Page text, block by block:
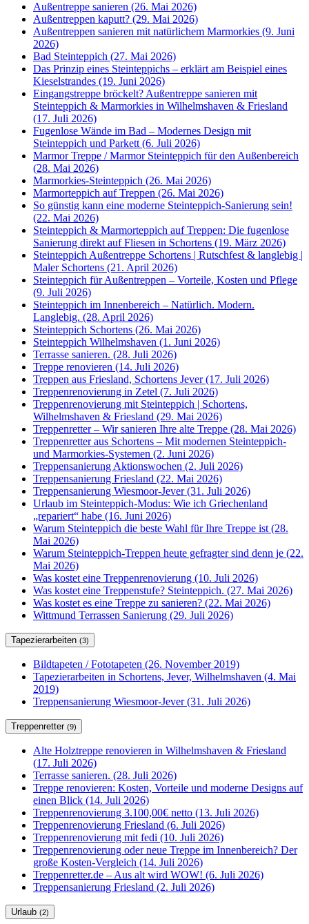
Außentreppe sanieren (26. Mai 2026)
Außentreppen kaputt? (29. Mai 2026)
Außentreppen sanieren mit natürlichem Marmorkies (9. Juni
2026)
Bad Steinteppich (27. Mai 2026)
Das Prinzip eines Steinteppichs – erklärt am Beispiel eines
Kieselstrandes (19. Juni 2026)
Eingangstreppe bröckelt? Außentreppe sanieren mit
Steinteppich & Marmorkies in Wilhelmshaven & Friesland
(17. Juli 2026)
Fugenlose Wände im Bad – Modernes Design mit
Steinteppich und Parkett (6. Juli 2026)
Marmor Treppe / Marmor Steinteppich für den Außenbereich
(28. Mai 2026)
Marmorkies-Steinteppich (26. Mai 2026)
Marmorteppich auf Treppen (26. Mai 2026)
So günstig kann eine moderne Steinteppich-Sanierung sein!
(22. Mai 2026)
Steinteppich & Marmorteppich auf Treppen: Die fugenlose
Sanierung direkt auf Fliesen in Schortens (19. März 2026)
Steinteppich Außentreppe Schortens | Rutschfest & langlebig |
Maler Schortens (21. April 2026)
Steinteppich für Außentreppen – Vorteile, Kosten und Pflege
(9. Juli 2026)
Steinteppich im Innenbereich – Natürlich. Modern.
Langlebig. (28. April 2026)
Steinteppich Schortens (26. Mai 2026)
Steinteppich Wilhelmshaven (1. Juni 2026)
Terrasse sanieren. (28. Juli 2026)
Treppe renovieren (14. Juli 2026)
Treppen aus Friesland, Schortens Jever (17. Juli 2026)
Treppenrenovierung in Zetel (7. Juli 2026)
Treppenrenovierung mit Steinteppich | Schortens,
Wilhelmshaven & Friesland (29. Mai 2026)
Treppenretter – Wir sanieren Ihre alte Treppe (28. Mai 2026)
Treppenretter aus Schortens – Mit modernen Steinteppich-
und Marmorkies-Systemen (2. Juni 2026)
Treppensanierung Aktionswochen (2. Juli 2026)
Treppensanierung Friesland (22. Mai 2026)
Treppensanierung Wiesmoor-Jever (31. Juli 2026)
Urlaub im Steinteppich-Modus: Wie ich Griechenland
„repariert“ habe (16. Juni 2026)
Warum Steinteppich die beste Wahl für Ihre Treppe ist (28.
Mai 2026)
Warum Steinteppich-Treppen heute gefragter sind denn je (22.
Mai 2026)
Was kostet eine Treppenrenovierung (10. Juli 2026)
Was kostet eine Treppenstufe? Steinteppich. (27. Mai 2026)
Was kostet es eine Treppe zu sanieren? (22. Mai 2026)
Wittmund Terrassen Sanierung (29. Juli 2026)
Tapezierarbeiten (3)
Bildtapeten / Fototapeten (26. November 2019)
Tapezierarbeiten in Schortens, Jever, Wilhelmshaven (4. Mai
2019)
Treppensanierung Wiesmoor-Jever (31. Juli 2026)
Treppenretter (9)
Alte Holztreppe renovieren in Wilhelmshaven & Friesland
(17. Juli 2026)
Terrasse sanieren. (28. Juli 2026)
Treppe renovieren: Kosten, Vorteile und moderne Designs auf
einen Blick (14. Juli 2026)
Treppenrenovierung 3.100,00€ netto (13. Juli 2026)
Treppenrenovierung Friesland (6. Juli 2026)
Treppenrenovierung mit fedi (10. Juli 2026)
Treppenrenovierung oder neue Treppe im Innenbereich? Der
große Kosten-Vergleich (14. Juli 2026)
Treppenretter.de – Aus alt wird WOW! (6. Juli 2026)
Treppensanierung Friesland (2. Juli 2026)
Urlaub (2)